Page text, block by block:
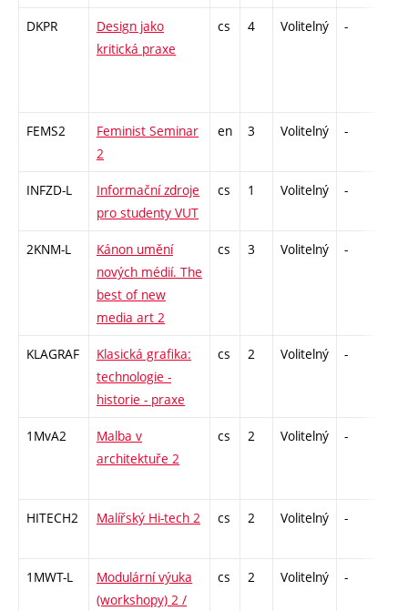
DKPR
Design jako
kritická praxe
cs 4 Volitelný -
FEMS2
Feminist Seminar
2
en 3 Volitelný -
INFZD-L
Informační zdroje
pro studenty VUT
cs 1 Volitelný -
2KNM-L
Kánon umění
nových médií. The
best of new
media art 2
cs 3 Volitelný -
KLAGRAF
Klasická grafika:
technologie -
historie - praxe
cs 2 Volitelný -
1MvA2
Malba v
architektuře 2
cs 2 Volitelný -
HITECH2 Malířský Hi-tech 2 cs 2 Volitelný -
1MWT-L
Modulární výuka
(workshopy) 2 /
cs 2 Volitelný -